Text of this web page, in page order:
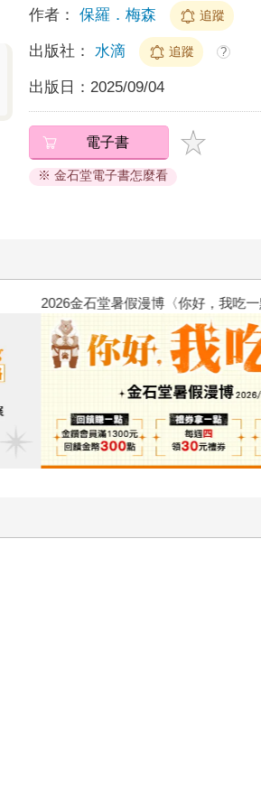
作者： 保羅．梅森 追蹤
出版社： 水滴 追蹤 ?
出版日： 2025/09/04
電子書
※ 金石堂電子書怎麼看
2026金石堂暑假漫博〈你好